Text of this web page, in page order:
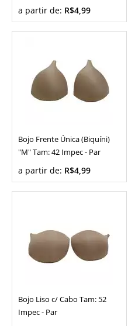
a partir de: R$4,99
Bojo Frente Única (Biquíni)
"M" Tam: 42 Impec - Par
a partir de: R$4,99
Bojo Liso c/ Cabo Tam: 52
Impec - Par